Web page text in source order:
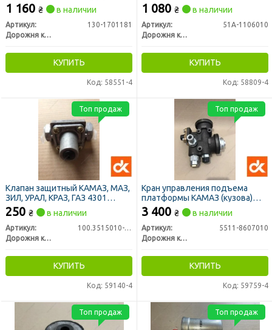
1 160 ₴ в наличии
Артикул:
130-1701181
Дорожня карта
КУПИТЬ
Код: 58551-4
1 080 ₴ в наличии
Артикул:
51А-1106010
Дорожня карта
КУПИТЬ
Код: 58809-4
Клапан защитный КАМАЗ, МАЗ,
ЗИЛ, УРАЛ, КРАЗ, ГАЗ 4301
одинарный (ДК)
250 ₴ в наличии
Артикул:
100.3515010-01
Дорожня карта
КУПИТЬ
Код: 59140-4
Топ продаж
Кран управления подъема
платформы КАМАЗ (кузова)
(ДК)
3 400 ₴ в наличии
Артикул:
5511-8607010
Дорожня карта
КУПИТЬ
Код: 59759-4
Топ продаж
Топ продаж Топ продаж